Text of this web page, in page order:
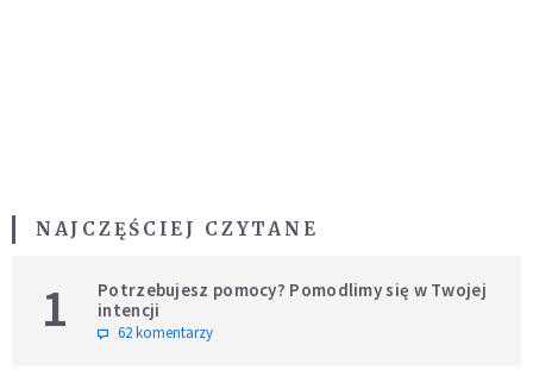
NAJCZĘŚCIEJ CZYTANE
1
Potrzebujesz pomocy? Pomodlimy się w Twojej
intencji
62 komentarzy